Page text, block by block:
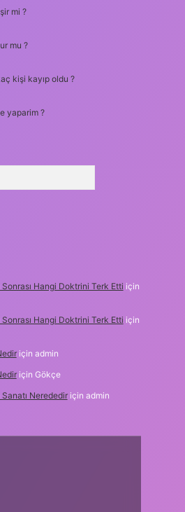
mi ?
mu ?
kişi kayıp oldu ?
yaparim ?
Hangi Doktrini Terk Etti için
Hangi Doktrini Terk Etti için
için admin
için Gökçe
Neredediriçin admin